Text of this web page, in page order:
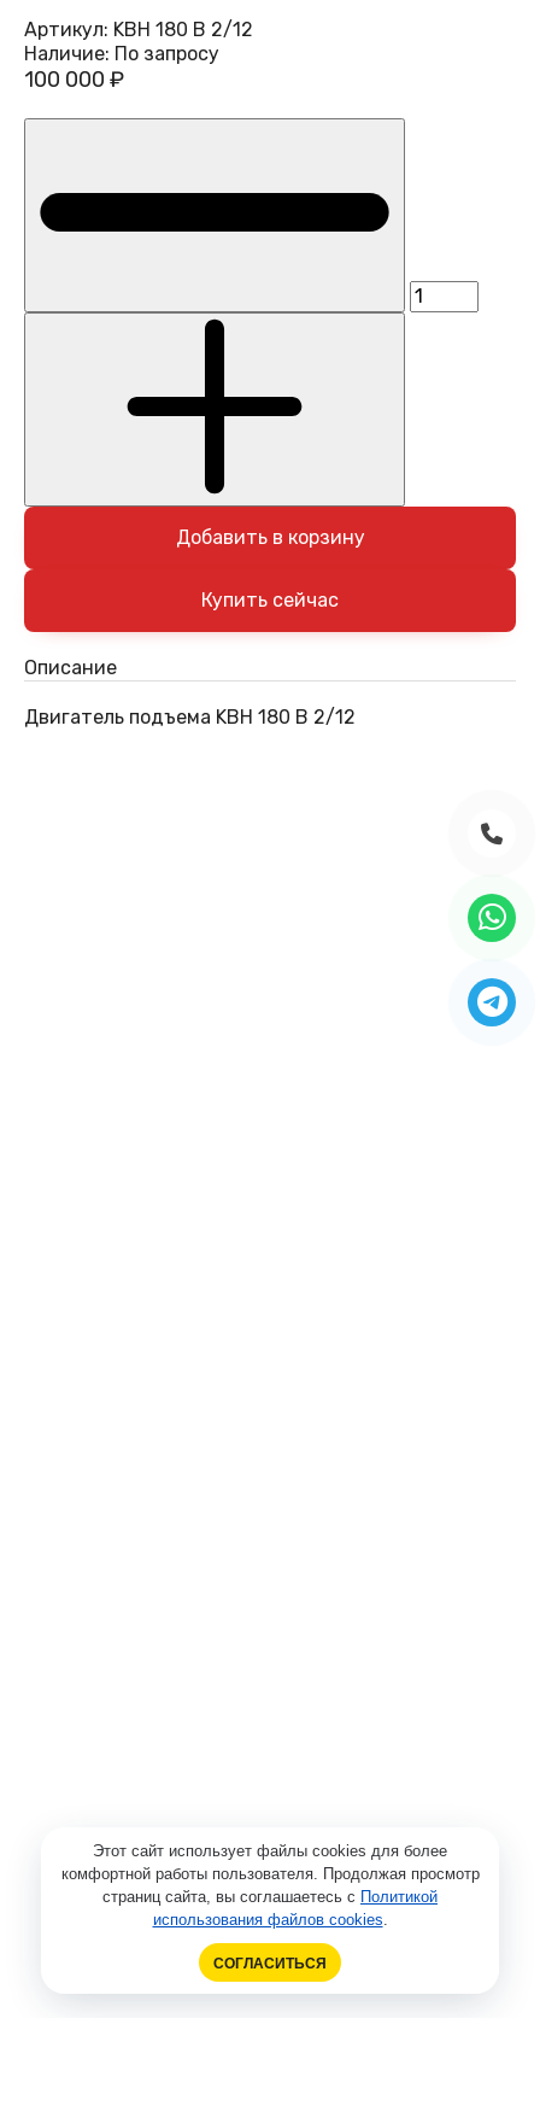
Артикул: KBH 180 B 2/12
Наличие: По запросу
100 000 ₽
Добавить в корзину
Описание
Двигатель подъема KBH 180 B 2/12
Этот сайт использует файлы cookies для более
комфортной работы пользователя. Продолжая просмотр
страниц сайта, вы соглашаетесь с Политикой
использования файлов cookies.
СОГЛАСИТЬСЯ